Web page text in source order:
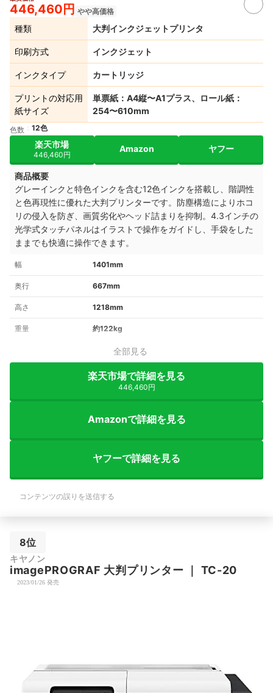
446,460円 やや高価格
種類 大判インクジェットプリンタ
印刷方式 インクジェット
インクタイプ カートリッジ
プリントの対応用
紙サイズ
単票紙：A4縦〜A1プラス、ロール紙：
254〜610mm
色数 12色
楽天市場
446,460円
Amazon ヤフー
商品概要
グレーインクと特色インクを含む12色インクを搭載し、階調性
と色再現性に優れた大判プリンターです。防塵構造によりホコ
リの侵入を防ぎ、画質劣化やヘッド詰まりを抑制。4.3インチの
光学式タッチパネルはイラストで操作をガイドし、手袋をした
ままでも快適に操作できます。
幅 1401mm
奥行 667mm
高さ 1218mm
重量 約122kg
全部見る
楽天市場で詳細を見る
446,460円
Amazonで詳細を見る
ヤフーで詳細を見る
コンテンツの誤りを送信する
8位
キヤノン
imagePROGRAF 大判プリンター ｜ TC-20
2023/01/26 発売